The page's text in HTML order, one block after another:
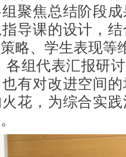
聚焦总结阶段
导课的设计，
略、学生表现等
各组代表汇报研
有对改进空间
花，为综合实